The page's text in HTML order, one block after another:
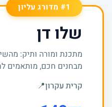
#1 מדורג עליון
שלו דן
מתכנת ומורה ותיק:
מבחנים חכם, מותאמים
קרית עקרון📍